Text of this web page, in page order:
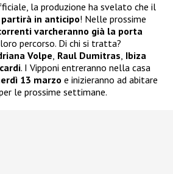
la produzione ha svelato che il
in anticipo! Nelle prossime
varcheranno già la porta
percorso. Di chi si tratta?
Volpe, Raul Dumitras, Ibiza
. I Vipponi entreranno nella casa
13 marzo e inizieranno ad abitare
le prossime settimane.